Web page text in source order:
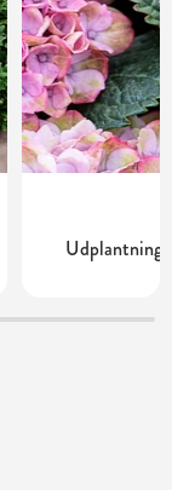
Udplantning